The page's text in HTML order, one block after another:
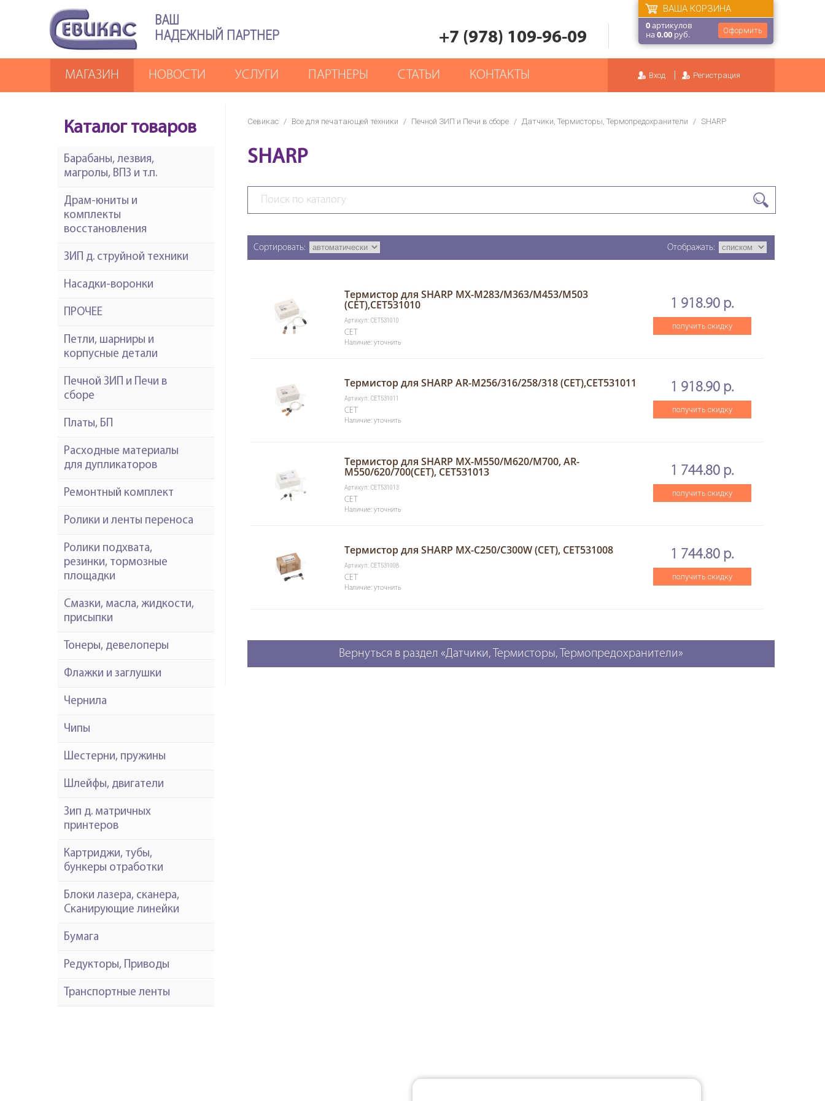
ВАШ
НАДЕЖНЫЙ ПАРТНЕР
+7 (978) 109-96-09 Оформить
ВАША КОРЗИНА
0артикулов
на0.00 руб.
Вход Регистрация
МАГАЗИН НОВОСТИ УСЛУГИ ПАРТНЕРЫ СТАТЬИ КОНТАКТЫ
Севикас / Все для печатающей техники / Печной ЗИП и Печи в сборе / Датчики, Термисторы, Термопредохранители / SHARP
SHARP
Сортировать: Отображать:
Термистор для SHARP MX-M283/M363/M453/M503
(CET),CET531010
Артикул: CET531010
CET
Наличие: уточнить
1 918.90 р.
получить скидку
Термистор для SHARP AR-M256/316/258/318 (CET),CET531011
Артикул: CET531011
CET
Наличие: уточнить
1 918.90 р.
получить скидку
Термистор для SHARP MX-M550/M620/M700, AR-
M550/620/700(CET), CET531013
Артикул: CET531013
CET
Наличие: уточнить
1 744.80 р.
получить скидку
Термистор для SHARP MX-C250/C300W (CET), CET531008
Артикул: CET531008
CET
Наличие: уточнить
1 744.80 р.
получить скидку
Вернуться в раздел «Датчики, Термисторы, Термопредохранители»
Каталог товаров
Барабаны, лезвия,
магролы, ВПЗ и т.п.
Драм-юниты и
комплекты
восстановления
ЗИП д. струйной техники
Насадки-воронки
ПРОЧЕЕ
Петли, шарниры и
корпусные детали
Печной ЗИП и Печи в
сборе
Платы, БП
Расходные материалы
для дупликаторов
Ремонтный комплект
Ролики и ленты переноса
Ролики подхвата,
резинки, тормозные
площадки
Смазки, масла, жидкости,
присыпки
Тонеры, девелоперы
Флажки и заглушки
Чернила
Чипы
Шестерни, пружины
Шлейфы, двигатели
Зип д. матричных
принтеров
Картриджи, тубы,
бункеры отработки
Блоки лазера, сканера,
Сканирующие линейки
Бумага
Редукторы, Приводы
Транспортные ленты